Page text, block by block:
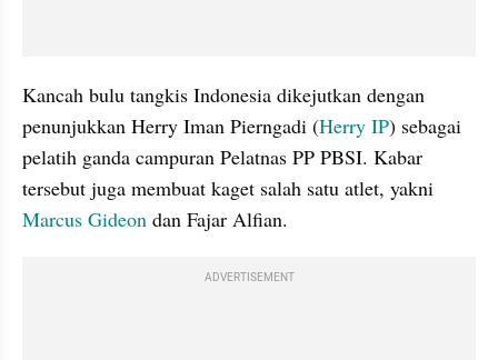
Kancah bulu tangkis Indonesia dikejutkan dengan
penunjukkan Herry Iman Pierngadi (Herry IP) sebagai
pelatih ganda campuran Pelatnas PP PBSI. Kabar
Marcus Gideon dan Fajar Alfian.
ADVERTISEMENT